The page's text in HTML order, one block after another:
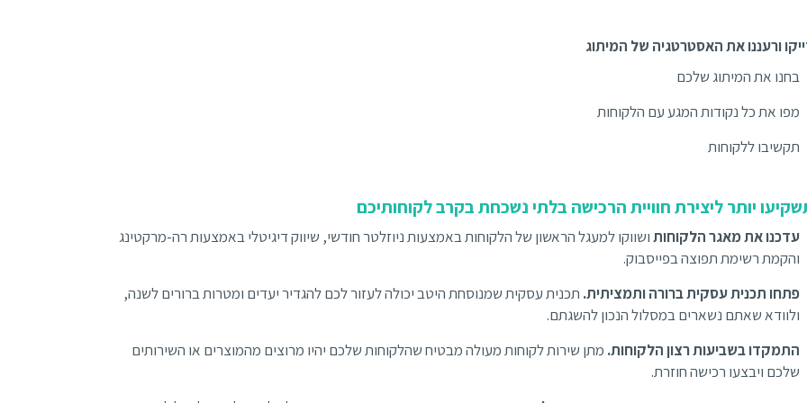
ורעננו את האסטרטגיה של המיתוג
בחנו את המיתוג שלכם
מפו את כל נקודות המגע עם הלקוחות
תקשיבו ללקוחות
יותר ליצירת חוויית הרכישה בלתי נשכחת בקרב לקוחותיכם
עדכנו את מאגר הלקוחותושווקו למעגל הראשון של הלקוחות באמצעות ניוזלטר חודשי, שיווק דיגיטלי באמצעות רה-מרקטינג
והקמת רשימת תפוצה בפייסבוק.
פתחו תכנית עסקית ברורה ותמציתית. תכנית עסקית שמנוסחת היטב יכולה לעזור לכם להגדיר יעדים ומטרות ברורים לשנה,
ולוודא שאתם נשארים במסלול הנכון להשגתם.
התמקדו בשביעות רצון הלקוחות. מתן שירות לקוחות מעולה מבטיח שהלקוחות שלכם יהיו מרוצים מהמוצרים או השירותים
שלכם ויבצעו רכישה חוזרת.